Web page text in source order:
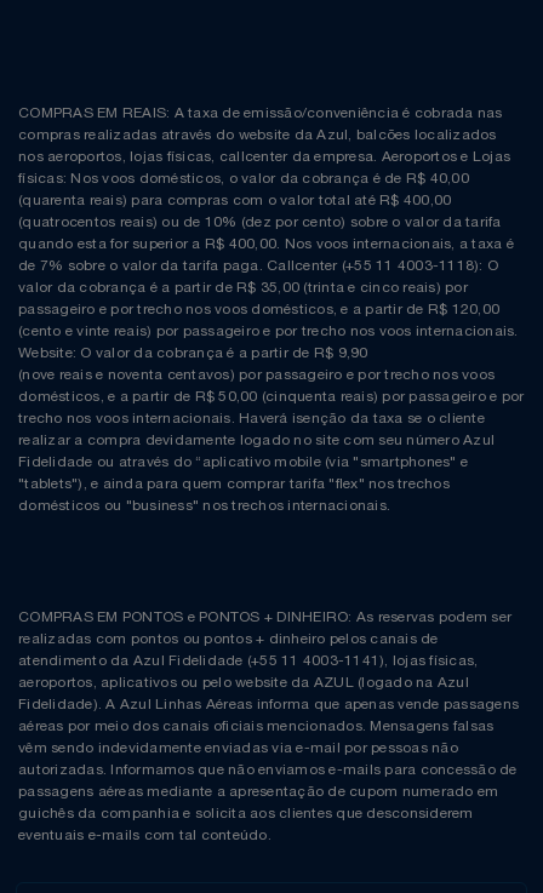
COMPRAS EM REAIS: A taxa de emissão/conveniência é cobrada nas
compras realizadas através do website da Azul, balcões localizados
nos aeroportos, lojas físicas, callcenter da empresa. Aeroportos e Lojas
físicas: Nos voos domésticos, o valor da cobrança é de R$ 40,00
(quarenta reais) para compras com o valor total até R$ 400,00
(quatrocentos reais) ou de 10% (dez por cento) sobre o valor da tarifa
quando esta for superior a R$ 400,00. Nos voos internacionais, a taxa é
de 7% sobre o valor da tarifa paga. Callcenter (+55 11 4003-1118): O
valor da cobrança é a partir de R$ 35,00 (trinta e cinco reais) por
passageiro e por trecho nos voos domésticos, e a partir de R$ 120,00
(cento e vinte reais) por passageiro e por trecho nos voos internacionais.
Website: O valor da cobrança é a partir de R$ 9,90
(nove reais e noventa centavos) por passageiro e por trecho nos voos
domésticos, e a partir de R$ 50,00 (cinquenta reais) por passageiro e por
trecho nos voos internacionais. Haverá isenção da taxa se o cliente
realizar a compra devidamente logado no site com seu número Azul
Fidelidade ou através do “aplicativo mobile (via "smartphones" e
"tablets"), e ainda para quem comprar tarifa "flex" nos trechos
domésticos ou "business" nos trechos internacionais.
COMPRAS EM PONTOS e PONTOS + DINHEIRO: As reservas podem ser
realizadas com pontos ou pontos + dinheiro pelos canais de
atendimento da Azul Fidelidade (+55 11 4003-1141), lojas físicas,
aeroportos, aplicativos ou pelo website da AZUL (logado na Azul
Fidelidade). A Azul Linhas Aéreas informa que apenas vende passagens
aéreas por meio dos canais oficiais mencionados. Mensagens falsas
vêm sendo indevidamente enviadas via e-mail por pessoas não
autorizadas. Informamos que não enviamos e-mails para concessão de
passagens aéreas mediante a apresentação de cupom numerado em
guichês da companhia e solicita aos clientes que desconsiderem
eventuais e-mails com tal conteúdo.